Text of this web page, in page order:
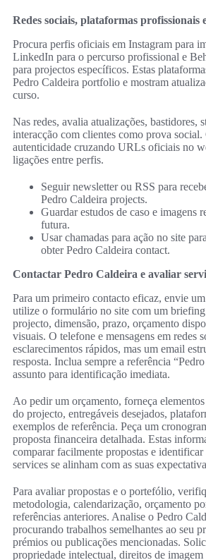
Redes sociais, plataformas profissionais
Procura perfis oficiais em Instagram para
LinkedIn para o percurso profissional e
para projectos específicos. Estas
Pedro Caldeira portfolio e mostram
curso.
Nas redes, avalia atualizações, bastidores,
interacção com clientes como prova
autenticidade cruzando URLs oficiais no
ligações entre perfis.
Seguir newsletter ou RSS para
Pedro Caldeira projects.
Guardar estudos de caso e imagens
futura.
Usar chamadas para ação no site
obter Pedro Caldeira contact.
Contactar Pedro Caldeira e avaliar
Para um primeiro contacto eficaz, envie
utilize o formulário no site com um
projecto, dimensão, prazo, orçamento
visuais. O telefone e mensagens em redes
esclarecimentos rápidos, mas um email
resposta. Inclua sempre a referência
assunto para identificação imediata.
Ao pedir um orçamento, forneça
do projecto, entregáveis desejados,
exemplos de referência. Peça um
proposta financeira detalhada. Estas
comparar facilmente propostas e identificar
services se alinham com as suas
Para avaliar propostas e o portefólio,
metodologia, calendarização, orçamento
referências anteriores. Analise o Pedro
procurando trabalhos semelhantes ao seu
prémios ou publicações mencionadas.
propriedade intelectual, direitos de